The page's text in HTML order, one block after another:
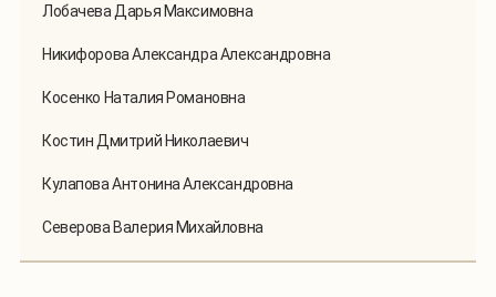
Лобачева Дарья Максимовна
Никифорова Александра Александровна
Косенко Наталия Романовна
Костин Дмитрий Николаевич
Кулапова Антонина Александровна
Северова Валерия Михайловна